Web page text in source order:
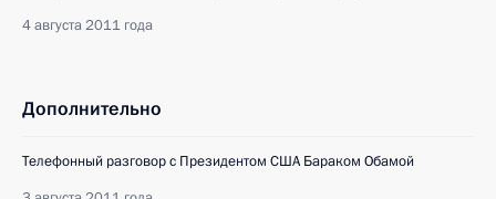
4 августа 2011 года
Дополнительно
Телефонный разговор с Президентом США Бараком Обамой